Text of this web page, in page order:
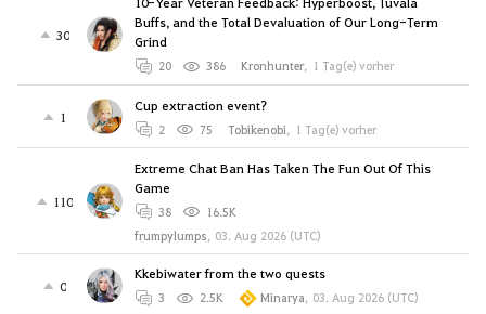
30
Buffs, and the Total Devaluation of Our Long-Term
Grind
20 386 Kronhunter, 1 Tag(e) vorher
1
Cup extraction event?
2 75 Tobikenobi, 1 Tag(e) vorher
110
Extreme Chat Ban Has Taken The Fun Out Of This
Game
38
16.5K
frumpylumps, 03. Aug 2026 (UTC)
0
Kkebiwater from the two quests
3 2.5K Minarya, 03. Aug 2026 (UTC)